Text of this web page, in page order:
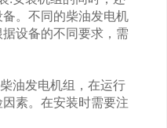
。不同的柴油发电机
设备的不同要求，需
油发电机组，在运行
素。在安装时需要注